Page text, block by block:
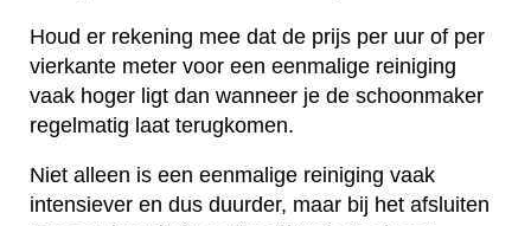
Houd er rekening mee dat de prijs per uur of per
vierkante meter voor een eenmalige reiniging
vaak hoger ligt dan wanneer je de schoonmaker
regelmatig laat terugkomen.
Niet alleen is een eenmalige reiniging vaak
intensiever en dus duurder, maar bij het afsluiten